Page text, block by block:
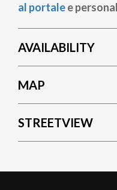
al portalee
AVAILABILITY
MAP
STREETVIEW